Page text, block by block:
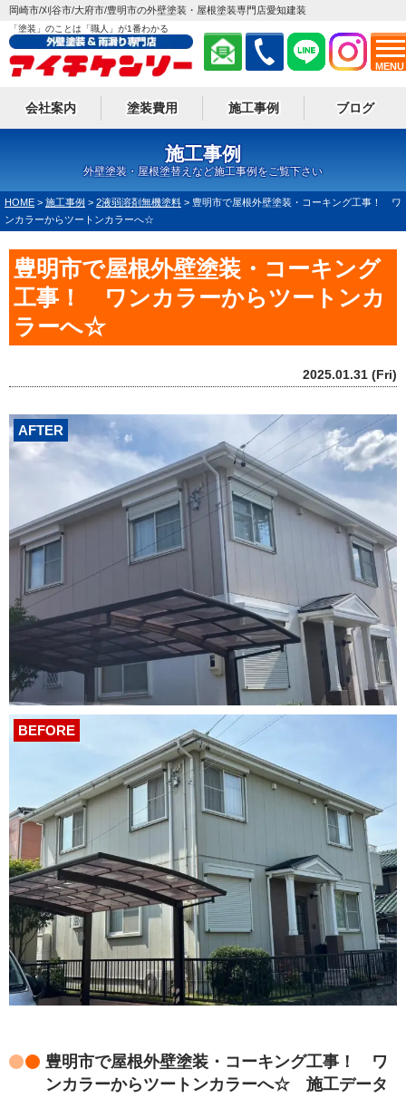
MENU
岡崎市/刈谷市/大府市/豊明市の外壁塗装・屋根塗装専門店愛知建装
「塗装」のことは「職人」が1番わかる
会社案内 塗装費用 施工事例 ブログ
施工事例
外壁塗装・屋根塗替えなど施工事例をご覧下さい
HOME > 施工事例 > 2液弱溶剤無機塗料 > 豊明市で屋根外壁塗装・コーキング工事！ ワ
ンカラーからツートンカラーへ☆
豊明市で屋根外壁塗装・コーキング
工事！ ワンカラーからツートンカ
ラーへ☆
2025.01.31 (Fri)
AFTER
BEFORE
豊明市で屋根外壁塗装・コーキング工事！ ワ
ンカラーからツートンカラーへ☆ 施工データ